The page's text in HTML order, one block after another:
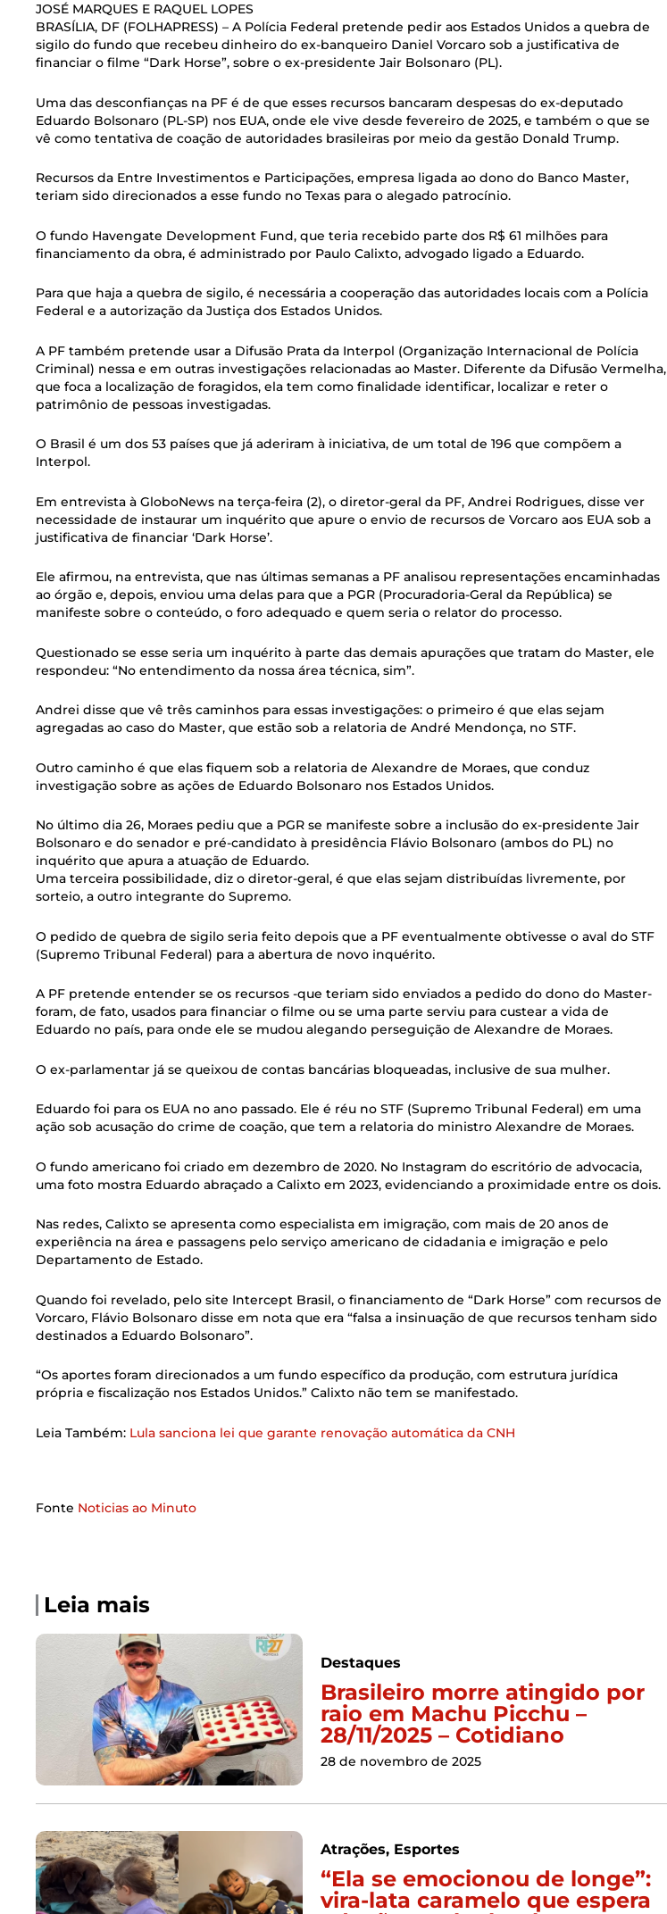
JOSÉ MARQUES E RAQUEL LOPES
BRASÍLIA, DF (FOLHAPRESS) – A Polícia Federal pretende pedir aos Estados Unidos a quebra de
sigilo do fundo que recebeu dinheiro do ex-banqueiro Daniel Vorcaro sob a justificativa de
financiar o filme “Dark Horse”, sobre o ex-presidente Jair Bolsonaro (PL).
Uma das desconfianças na PF é de que esses recursos bancaram despesas do ex-deputado
Eduardo Bolsonaro (PL-SP) nos EUA, onde ele vive desde fevereiro de 2025, e também o que se
vê como tentativa de coação de autoridades brasileiras por meio da gestão Donald Trump.
Recursos da Entre Investimentos e Participações, empresa ligada ao dono do Banco Master,
teriam sido direcionados a esse fundo no Texas para o alegado patrocínio.
O fundo Havengate Development Fund, que teria recebido parte dos R$ 61 milhões para
financiamento da obra, é administrado por Paulo Calixto, advogado ligado a Eduardo.
Para que haja a quebra de sigilo, é necessária a cooperação das autoridades locais com a Polícia
Federal e a autorização da Justiça dos Estados Unidos.
A PF também pretende usar a Difusão Prata da Interpol (Organização Internacional de Polícia
Criminal) nessa e em outras investigações relacionadas ao Master. Diferente da Difusão Vermelha,
que foca a localização de foragidos, ela tem como finalidade identificar, localizar e reter o
patrimônio de pessoas investigadas.
O Brasil é um dos 53 países que já aderiram à iniciativa, de um total de 196 que compõem a
Interpol.
Em entrevista à GloboNews na terça-feira (2), o diretor-geral da PF, Andrei Rodrigues, disse ver
necessidade de instaurar um inquérito que apure o envio de recursos de Vorcaro aos EUA sob a
justificativa de financiar ‘Dark Horse’.
Ele afirmou, na entrevista, que nas últimas semanas a PF analisou representações encaminhadas
ao órgão e, depois, enviou uma delas para que a PGR (Procuradoria-Geral da República) se
manifeste sobre o conteúdo, o foro adequado e quem seria o relator do processo.
Questionado se esse seria um inquérito à parte das demais apurações que tratam do Master, ele
respondeu: “No entendimento da nossa área técnica, sim”.
Andrei disse que vê três caminhos para essas investigações: o primeiro é que elas sejam
agregadas ao caso do Master, que estão sob a relatoria de André Mendonça, no STF.
Outro caminho é que elas fiquem sob a relatoria de Alexandre de Moraes, que conduz
investigação sobre as ações de Eduardo Bolsonaro nos Estados Unidos.
No último dia 26, Moraes pediu que a PGR se manifeste sobre a inclusão do ex-presidente Jair
Bolsonaro e do senador e pré-candidato à presidência Flávio Bolsonaro (ambos do PL) no
inquérito que apura a atuação de Eduardo.
Uma terceira possibilidade, diz o diretor-geral, é que elas sejam distribuídas livremente, por
sorteio, a outro integrante do Supremo.
O pedido de quebra de sigilo seria feito depois que a PF eventualmente obtivesse o aval do STF
(Supremo Tribunal Federal) para a abertura de novo inquérito.
A PF pretende entender se os recursos -que teriam sido enviados a pedido do dono do Master-
foram, de fato, usados para financiar o filme ou se uma parte serviu para custear a vida de
Eduardo no país, para onde ele se mudou alegando perseguição de Alexandre de Moraes.
O ex-parlamentar já se queixou de contas bancárias bloqueadas, inclusive de sua mulher.
Eduardo foi para os EUA no ano passado. Ele é réu no STF (Supremo Tribunal Federal) em uma
ação sob acusação do crime de coação, que tem a relatoria do ministro Alexandre de Moraes.
O fundo americano foi criado em dezembro de 2020. No Instagram do escritório de advocacia,
uma foto mostra Eduardo abraçado a Calixto em 2023, evidenciando a proximidade entre os dois.
Nas redes, Calixto se apresenta como especialista em imigração, com mais de 20 anos de
experiência na área e passagens pelo serviço americano de cidadania e imigração e pelo
Departamento de Estado.
Quando foi revelado, pelo site Intercept Brasil, o financiamento de “Dark Horse” com recursos de
Vorcaro, Flávio Bolsonaro disse em nota que era “falsa a insinuação de que recursos tenham sido
destinados a Eduardo Bolsonaro”.
“Os aportes foram direcionados a um fundo específico da produção, com estrutura jurídica
própria e fiscalização nos Estados Unidos.” Calixto não tem se manifestado.
Leia Também: Lula sanciona lei que garante renovação automática da CNH
Fonte Noticias ao Minuto
Leia mais
Destaques
Brasileiro morre atingido por
raio em Machu Picchu –
28/11/2025 – Cotidiano
28 de novembro de 2025
Atrações, Esportes
“Ela se emocionou de longe”:
vira-lata caramelo que espera